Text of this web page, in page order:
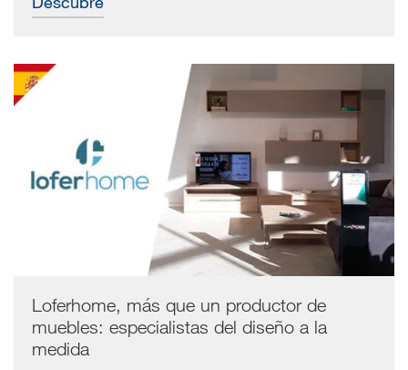
Loferhome, más que un productor de
muebles: especialistas del diseño a la
medida